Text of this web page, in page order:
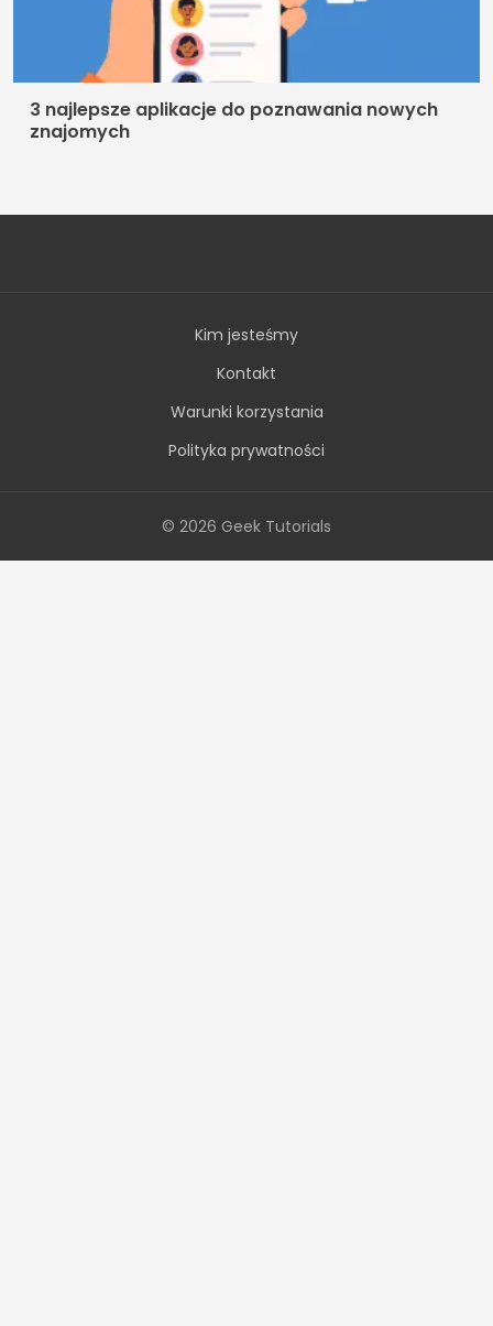
3 najlepsze aplikacje do poznawania nowych
znajomych
Kim jesteśmy
Kontakt
Warunki korzystania
Polityka prywatności
© 2026 Geek Tutorials